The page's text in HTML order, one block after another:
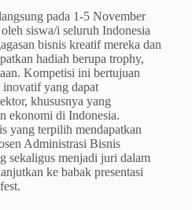
pada 1-5 November
siswa/i seluruh Indonesia
bisnis kreatif mereka dan
hadiah berupa trophy,
Kompetisi ini bertujuan
yang dapat
khususnya yang
ekonomi di Indonesia.
yang terpilih mendapatkan
Administrasi Bisnis
sekaligus menjadi juri dalam
ke babak presentasi